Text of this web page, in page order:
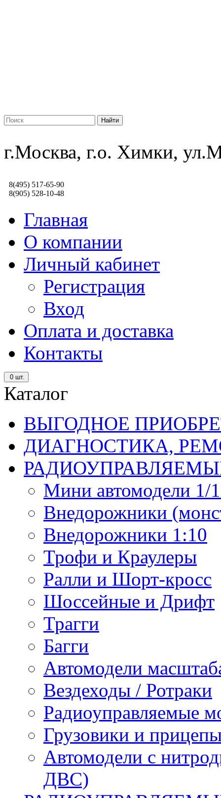
г.Москва, г.о. Химки,
8(495) 517-65-90
8(905) 528-10-48
Главная
О компании
Личный кабинет
Регистрация
Вход
Оплата и доставка
Контакты
0 шт.
Каталог
ВЫГОДНОЕ
ДИАГНОСТИКА,
Мини автомодели 1/
Внедорожники
Внедорожники 1:10
Трофи и Краулеры
Ралли и Шорт-кросс
Шоссейные и Дрифт
Трагги
Багги
Автомодели
Вездеходы / Ротраки
Радиоуправляемые
Грузовики и
Автомодели с
ДВС)